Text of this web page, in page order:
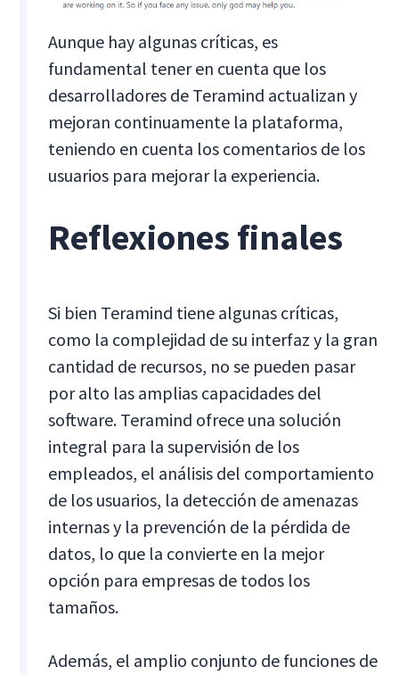
Aunque hay algunas críticas, es
fundamental tener en cuenta que los
desarrolladores de Teramind actualizan y
mejoran continuamente la plataforma,
teniendo en cuenta los comentarios de los
usuarios para mejorar la experiencia.
Reflexiones finales
Si bien Teramind tiene algunas críticas,
como la complejidad de su interfaz y la gran
cantidad de recursos, no se pueden pasar
por alto las amplias capacidades del
software. Teramind ofrece una solución
integral para la supervisión de los
empleados, el análisis del comportamiento
de los usuarios, la detección de amenazas
internas y la prevención de la pérdida de
datos, lo que la convierte en la mejor
opción para empresas de todos los
tamaños.
Además, el amplio conjunto de funciones de